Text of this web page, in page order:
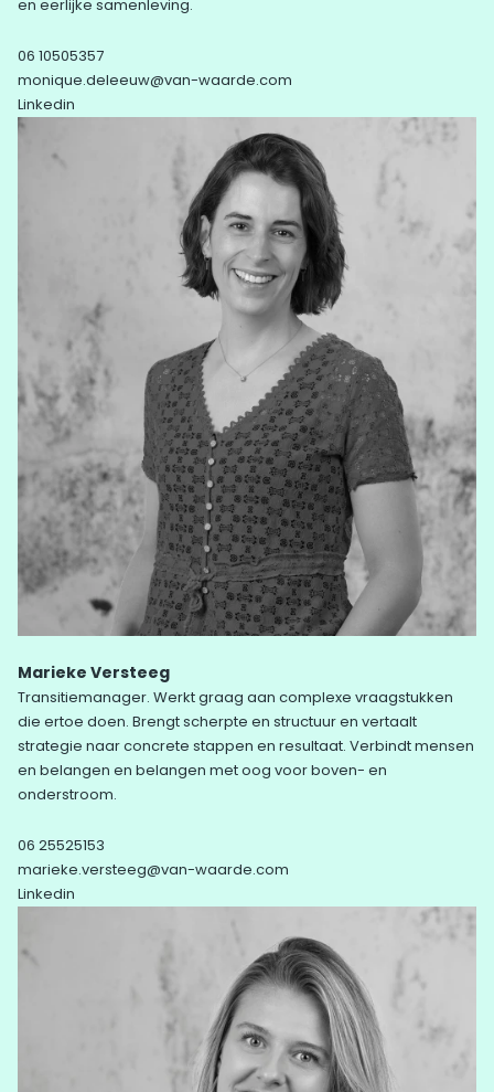
en eerlijke samenleving.
06 10505357
monique.deleeuw@van-waarde.com
Linkedin
Marieke Versteeg
Transitiemanager. Werkt graag aan complexe vraagstukken
die ertoe doen. Brengt scherpte en structuur en vertaalt
strategie naar concrete stappen en resultaat. Verbindt mensen
en belangen en belangen met oog voor boven- en
onderstroom.
06 25525153
marieke.versteeg@van-waarde.com
Linkedin